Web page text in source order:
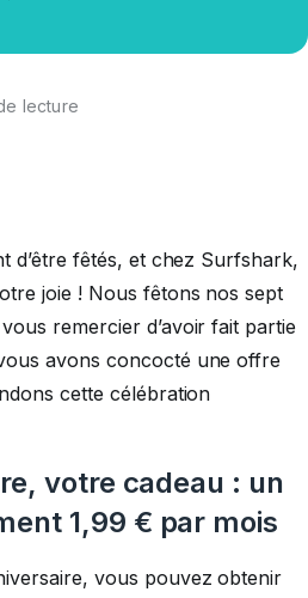
lecture
d’être fêtés, et chez Surfshark,
joie ! Nous fêtons nos sept
remercier d’avoir fait partie
avons concocté une offre
cette célébration
votre cadeau : un
1,99 € par mois
vous pouvez obtenir